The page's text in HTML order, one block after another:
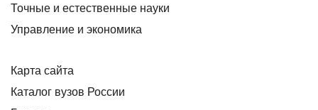
Точные и естественные науки
Управление и экономика
Карта сайта
Каталог вузов России